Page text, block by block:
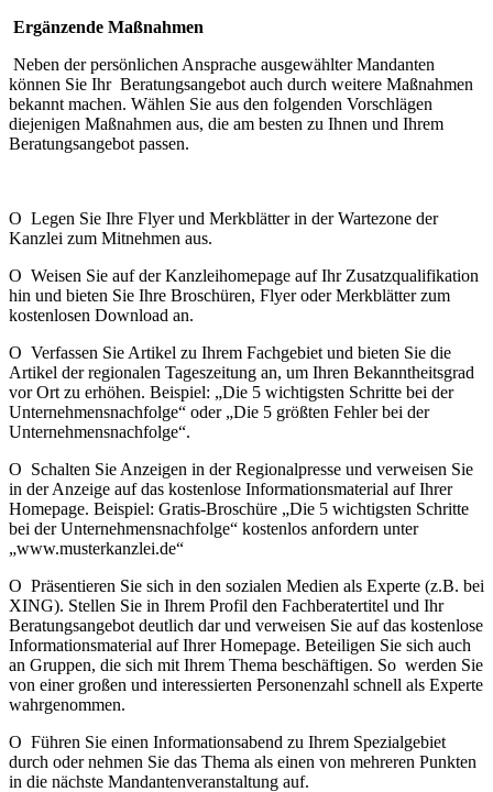
Ergänzende Maßnahmen
Neben der persönlichen Ansprache ausgewählter Mandanten
können Sie Ihr Beratungsangebot auch durch weitere Maßnahmen
bekannt machen. Wählen Sie aus den folgenden Vorschlägen
diejenigen Maßnahmen aus, die am besten zu Ihnen und Ihrem
Beratungsangebot passen.
O Legen Sie Ihre Flyer und Merkblätter in der Wartezone der
Kanzlei zum Mitnehmen aus.
O Weisen Sie auf der Kanzleihomepage auf Ihr Zusatzqualifikation
hin und bieten Sie Ihre Broschüren, Flyer oder Merkblätter zum
kostenlosen Download an.
O Verfassen Sie Artikel zu Ihrem Fachgebiet und bieten Sie die
Artikel der regionalen Tageszeitung an, um Ihren Bekanntheitsgrad
vor Ort zu erhöhen. Beispiel: „Die 5 wichtigsten Schritte bei der
Unternehmensnachfolge“ oder „Die 5 größten Fehler bei der
Unternehmensnachfolge“.
O Schalten Sie Anzeigen in der Regionalpresse und verweisen Sie
in der Anzeige auf das kostenlose Informationsmaterial auf Ihrer
Homepage. Beispiel: Gratis-Broschüre „Die 5 wichtigsten Schritte
bei der Unternehmensnachfolge“ kostenlos anfordern unter
„www.musterkanzlei.de“
O Präsentieren Sie sich in den sozialen Medien als Experte (z.B. bei
XING). Stellen Sie in Ihrem Profil den Fachberatertitel und Ihr
Beratungsangebot deutlich dar und verweisen Sie auf das kostenlose
Informationsmaterial auf Ihrer Homepage. Beteiligen Sie sich auch
an Gruppen, die sich mit Ihrem Thema beschäftigen. So werden Sie
von einer großen und interessierten Personenzahl schnell als Experte
wahrgenommen.
O Führen Sie einen Informationsabend zu Ihrem Spezialgebiet
durch oder nehmen Sie das Thema als einen von mehreren Punkten
in die nächste Mandantenveranstaltung auf.